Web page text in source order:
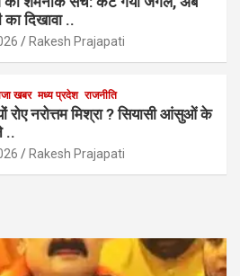
का दिखावा ..
Rakesh Prajapati
खबर मध्य प्रदेश राजनीति
रोए नरोत्तम मिश्रा ? सियासी आंसुओं के
..
Rakesh Prajapati